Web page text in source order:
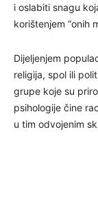
i oslabiti snagu
korištenjem “onih
Dijeljenjem
religija, spol ili
grupe koje su
psihologije čine
u tim odvojenim